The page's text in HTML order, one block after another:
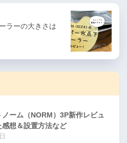
ラーの大きさは
ーム（NORM）3P新作レビュ
感想＆設置方法など